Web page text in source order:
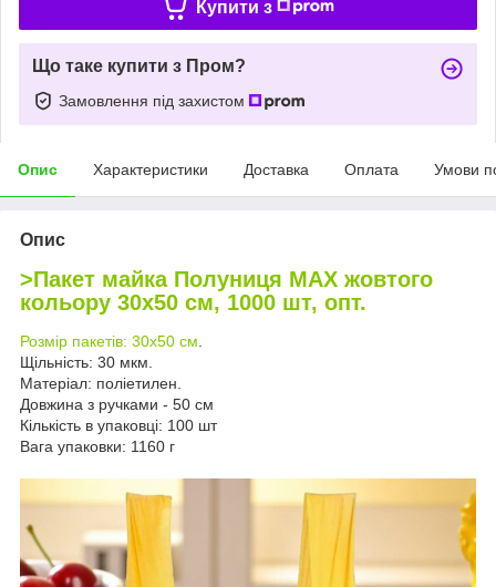
Купити з
Що таке купити з Пром?
Замовлення під захистом
Опис Характеристики Доставка Оплата Умови
Опис
>Пакет майка Полуниця МАХ жовтого
кольору 30х50 см, 1000 шт, опт.
Розмір пакетів: 30х50 см.
Щільність: 30 мкм.
Матеріал: поліетилен.
Довжина з ручками - 50 см
Кількість в упаковці: 100 шт
Вага упаковки: 1160 г